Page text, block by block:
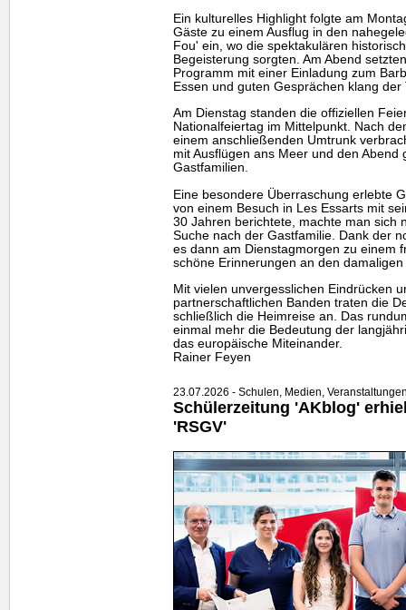
Ein kulturelles Highlight folgte am
Gäste zu einem Ausflug in den
Fou' ein, wo die spektakulären
Begeisterung sorgten. Am Abend
Programm mit einer Einladung zum
Essen und guten Gesprächen klang
Am Dienstag standen die offiziellen
Nationalfeiertag im Mittelpunkt. Nach
einem anschließenden Umtrunk
mit Ausflügen ans Meer und den Abend
Gastfamilien.
Eine besondere Überraschung erlebte
von einem Besuch in Les Essarts mit
30 Jahren berichtete, machte man sich
Suche nach der Gastfamilie. Dank der
es dann am Dienstagmorgen zu einem
schöne Erinnerungen an den
Mit vielen unvergesslichen Eindrücken
partnerschaftlichen Banden traten die
schließlich die Heimreise an. Das
einmal mehr die Bedeutung der
das europäische Miteinander.
Rainer Feyen
23.07.2026 - Schulen, Medien,
Schülerzeitung 'AKblog'
'RSGV'